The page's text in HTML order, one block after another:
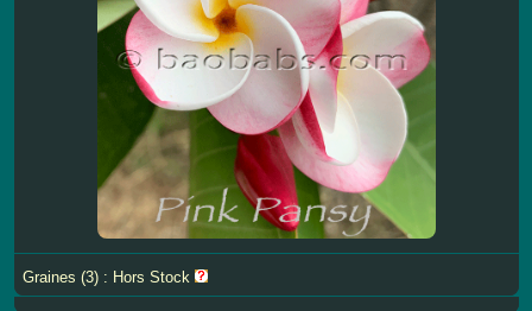
Graines (3) : Hors Stock